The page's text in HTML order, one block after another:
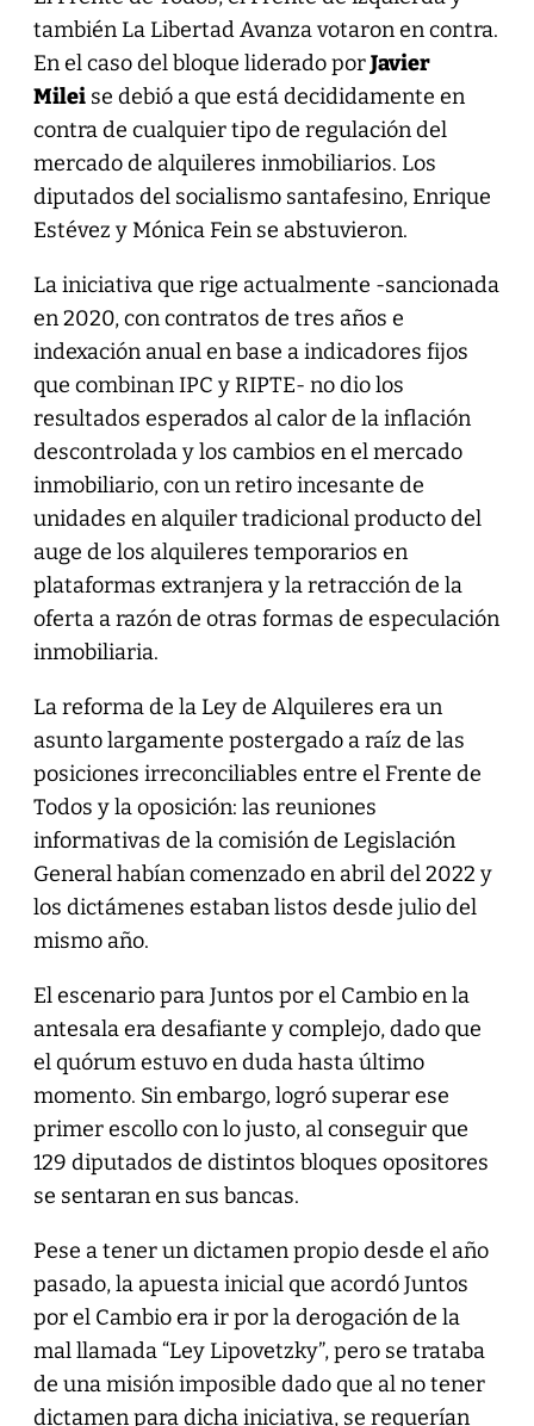
también La Libertad Avanza votaron en contra.
En el caso del bloque liderado porJavier
Mileise debió a que está decididamente en
contra de cualquier tipo de regulación del
mercado de alquileres inmobiliarios. Los
diputados del socialismo santafesino, Enrique
Estévez y Mónica Fein se abstuvieron.
La iniciativa que rige actualmente -sancionada
en 2020, con contratos de tres años e
indexación anual en base a indicadores fijos
que combinan IPC y RIPTE- no dio los
resultados esperados al calor de la inflación
descontrolada y los cambios en el mercado
inmobiliario, con un retiro incesante de
unidades en alquiler tradicional producto del
auge de los alquileres temporarios en
plataformas extranjera y la retracción de la
oferta a razón de otras formas de especulación
inmobiliaria.
La reforma de la Ley de Alquileres era un
asunto largamente postergado a raíz de las
posiciones irreconciliables entre el Frente de
Todos y la oposición: las reuniones
informativas de la comisión de Legislación
General habían comenzado en abril del 2022 y
los dictámenes estaban listos desde julio del
mismo año.
El escenario para Juntos por el Cambio en la
antesala era desafiante y complejo, dado que
el quórum estuvo en duda hasta último
momento. Sin embargo, logró superar ese
primer escollo con lo justo, al conseguir que
129 diputados de distintos bloques opositores
se sentaran en sus bancas.
Pese a tener un dictamen propio desde el año
pasado, la apuesta inicial que acordó Juntos
por el Cambio era ir por la derogación de la
mal llamada “Ley Lipovetzky”, pero se trataba
de una misión imposible dado que al no tener
dictamen para dicha iniciativa, se requerían